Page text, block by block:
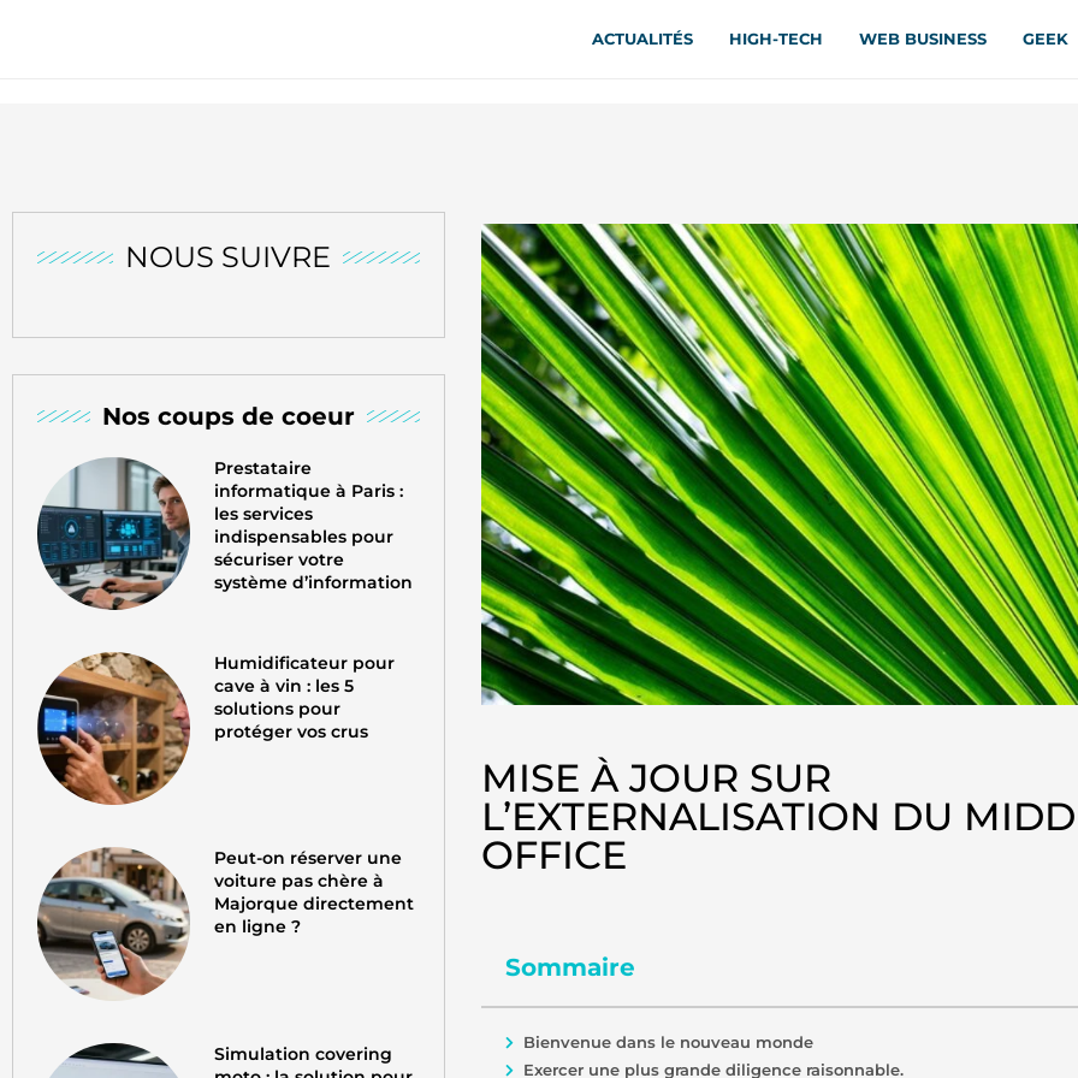
ACTUALITÉS HIGH-TECH WEB BUSINESS GEEK
NOUS SUIVRE
Nos coups de coeur
Prestataire
informatique à Paris :
les services
indispensables pour
sécuriser votre
système d’information
Humidificateur pour
cave à vin : les 5
solutions pour
protéger vos crus
Peut-on réserver une
voiture pas chère à
Majorque directement
en ligne ?
Simulation covering
MISE À JOUR SUR
L’EXTERNALISATION DU
OFFICE
Sommaire
Bienvenue dans le nouveau monde
Exercer une plus grande diligence raisonnable.